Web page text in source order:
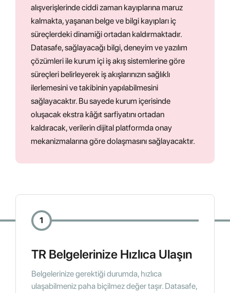
alışverişlerinde ciddi zaman kayıplarına maruz
kalmakta, yaşanan belge ve bilgi kayıpları iç
süreçlerdeki dinamiği ortadan kaldırmaktadır.
Datasafe, sağlayacağı bilgi, deneyim ve yazılım
çözümleri ile kurum içi iş akış sistemlerine göre
süreçleri belirleyerek iş akışlarınızın sağlıklı
ilerlemesini ve takibinin yapılabilmesini
sağlayacaktır. Bu sayede kurum içerisinde
oluşacak ekstra kâğıt sarfiyatını ortadan
kaldıracak, verilerin dijital platformda onay
mekanizmalarına göre dolaşmasını sağlayacaktır.
1
TR Belgelerinize Hızlıca Ulaşın
Belgelerinize gerektiği durumda, hızlıca
ulaşabilmeniz paha biçilmez değer taşır. Datasafe,